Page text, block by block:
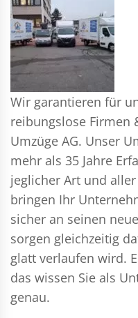
Wir garantieren für
reibungslose Firmen
Umzüge AG. Unser
mehr als 35 Jahre
jeglicher Art und
bringen Ihr
sicher an seinen
sorgen gleichzeitig
glatt verlaufen wird.
das wissen Sie als
genau.